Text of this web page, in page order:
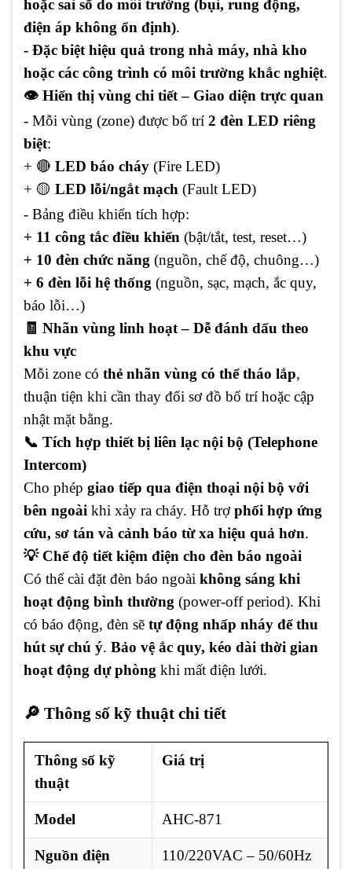
hoặc sai số do môi trường (bụi, rung động,
điện áp không ổn định).
- Đặc biệt hiệu quả trong nhà máy, nhà kho
hoặc các công trình có môi trường khắc nghiệt.
👁️ Hiển thị vùng chi tiết – Giao diện trực quan
- Mỗi vùng (zone) được bố trí 2 đèn LED riêng
biệt:
+ 🔴 LED báo cháy (Fire LED)
+ 🟡 LED lỗi/ngắt mạch (Fault LED)
- Bảng điều khiển tích hợp:
+ 11 công tắc điều khiển (bật/tắt, test, reset…)
+ 10 đèn chức năng (nguồn, chế độ, chuông…)
+ 6 đèn lỗi hệ thống (nguồn, sạc, mạch, ắc quy,
báo lỗi…)
🧾 Nhãn vùng linh hoạt – Dễ đánh dấu theo
khu vực
Mỗi zone có thẻ nhãn vùng có thể tháo lắp,
thuận tiện khi cần thay đổi sơ đồ bố trí hoặc cập
nhật mặt bằng.
📞 Tích hợp thiết bị liên lạc nội bộ (Telephone
Intercom)
Cho phép giao tiếp qua điện thoại nội bộ với
bên ngoài khi xảy ra cháy. Hỗ trợphối hợp ứng
cứu, sơ tán và cảnh báo từ xa hiệu quả hơn.
💡 Chế độ tiết kiệm điện cho đèn báo ngoài
Có thể cài đặt đèn báo ngoài không sáng khi
hoạt động bình thường (power-off period). Khi
có báo động, đèn sẽ tự động nhấp nháy để thu
hút sự chú ý. Bảo vệ ắc quy, kéo dài thời gian
hoạt động dự phòng khi mất điện lưới.
🔎 Thông số kỹ thuật chi tiết
Thông số kỹ
thuật
Giá trị
Model AHC-871
Nguồn điện 110/220VAC – 50/60Hz